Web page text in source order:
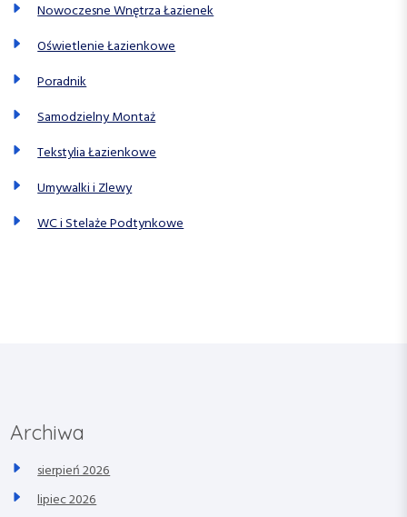
Nowoczesne Wnętrza Łazienek
Oświetlenie Łazienkowe
Poradnik
Samodzielny Montaż
Tekstylia Łazienkowe
Umywalki i Zlewy
WC i Stelaże Podtynkowe
Archiwa
sierpień 2026
lipiec 2026